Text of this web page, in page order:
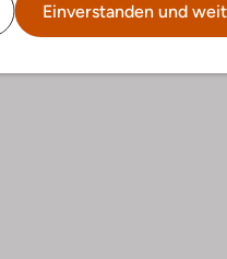
Einverstanden und